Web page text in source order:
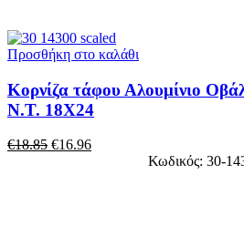
Προσθήκη στο καλάθι
Κορνίζα τάφου Αλουμίνιο
Ν.Τ. 18Χ24
€18.85 €16.96
Κωδικός: 30-